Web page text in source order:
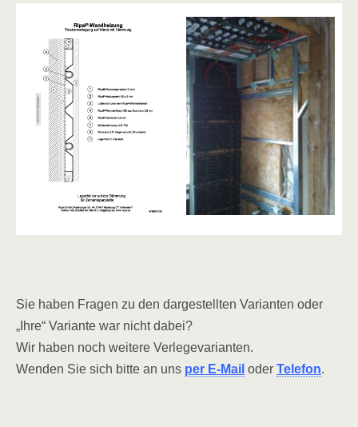
Sie haben Fragen zu den dargestellten Varianten oder
„Ihre“ Variante war nicht dabei?
Wir haben noch weitere Verlegevarianten.
Wenden Sie sich bitte an uns per E-Mail oder Telefon.